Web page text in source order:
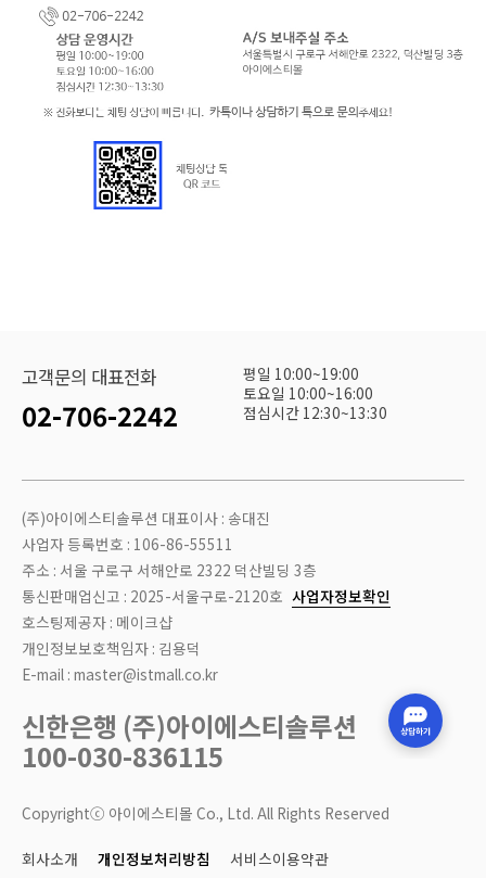
고객문의 대표전화
02-706-2242
평일 10:00~19:00
토요일 10:00~16:00
점심시간 12:30~13:30
(주)아이에스티솔루션 대표이사 : 송대진
사업자 등록번호 : 106-86-55511
주소 : 서울 구로구 서해안로 2322 덕산빌딩 3층
통신판매업신고 : 2025-서울구로-2120호 사업자정보확인
호스팅제공자 : 메이크샵
개인정보보호책임자 : 김용덕
E-mail : master@istmall.co.kr
신한은행 (주)아이에스티솔루션
100-030-836115
Copyrightⓒ 아이에스티몰 Co., Ltd. All Rights Reserved
회사소개 개인정보처리방침 서비스이용약관